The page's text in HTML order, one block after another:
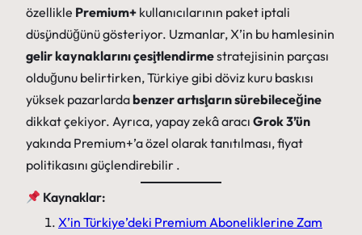
özellikle Premium+ kullanıcılarının paket iptali
düşündüğünü gösteriyor. Uzmanlar, X’in bu hamlesinin
gelir kaynaklarını çeşitlendirmestratejisinin parçası
olduğunu belirtirken, Türkiye gibi döviz kuru baskısı
yüksek pazarlardabenzer artışların sürebileceğine
dikkat çekiyor. Ayrıca, yapay zekâ aracı Grok 3’ün
yakında Premium+’a özel olarak tanıtılması, fiyat
politikasını güçlendirebilir .
Kaynaklar:
X’in Türkiye’deki Premium Aboneliklerine Zam